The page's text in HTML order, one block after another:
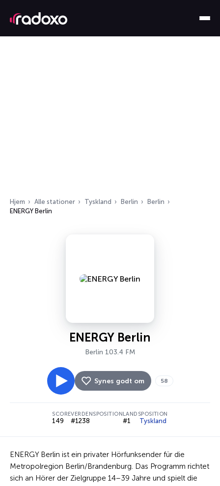
Hjem Alle stationer Tyskland Berlin
Berlin
ENERGY Berlin
ENERGY Berlin
Berlin 103.4 FM
Synes godt om 58
SCORE
149
VERDENSPOSITION
#1238
LANDSPOSITION
#1 Tyskland
ENERGY Berlin ist ein privater Hörfunksender für die
Metropolregion Berlin/Brandenburg. Das Programm richtet
sich an Hörer der Zielgruppe 14–39 Jahre und spielt die